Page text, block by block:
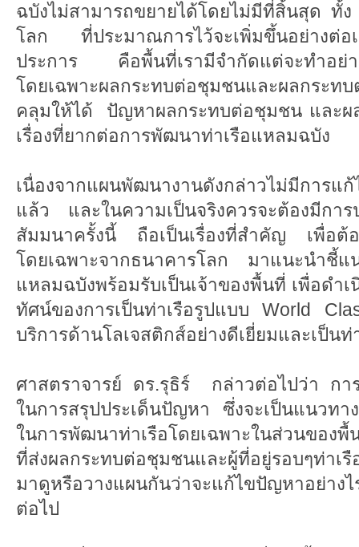
ฉบังไม่สามารถขยายได้โดยไม่มีที่สิ้นสุด ทั้
โลก ที่ประมาณการไว้จะเพิ่มขึ้นอย่างต่
ประการ คือพื้นที่เรามีจำกัดแต่จะทำอย่า
โดยเฉพาะผลกระทบต่อชุมชนและผลกระท
คลุมให้ได้ ปัญหาผลกระทบต่อชุมชน และผ
เรื่องที่ยากต่อการพัฒนาท่าเรือแหลมฉบัง
เนื่องจากแผนพัฒนางานดังกล่าวไม่มีการแ
แล้ว และในความเป็นจริงควรจะต้องมีกา
สัมมนาครั้งนี้ ถือเป็นเรื่องที่สำคัญ เพื่อต้อ
โดยเฉพาะจากธนาคารโลก มาแนะนำชี้
แหลมฉบังพร้อมรับเป็นเจ้าของพื้นที่ เพื่อดำ
ทัศน์ของการเป็นท่าเรือรูปแบบ World
บริการด้านโลเจสติกส์อย่างดีเยี่ยมและเป็นท่
ศาสตราจารย์ ดร.รุธิร์ กล่าวต่อไปว่า กา
ในการสรุปประเด็นปัญหา ซึ่งจะเป็นแนวทา
ในการพัฒนาท่าเรือโดยเฉพาะในส่วนของพื้
ที่ส่งผลกระทบต่อชุมชนและผู้ที่อยู่รอบๆท่า
มาดูหรือวางแผนกันว่าจะแก้ไขปัญหาอย่าง
ต่อไป